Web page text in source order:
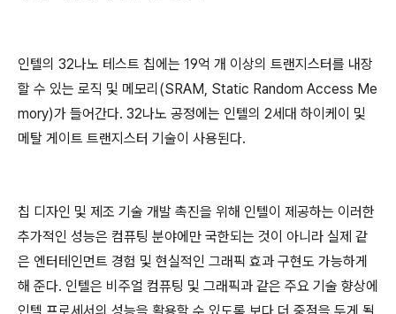
인텔의 32나노 테스트 칩에는 19억 개 이상의 트랜지스터를 내장
할 수 있는 로직 및 메모리(SRAM, Static Random Access Me
mory)가 들어간다. 32나노 공정에는 인텔의 2세대 하이케이 및
메탈 게이트 트랜지스터 기술이 사용된다.
칩 디자인 및 제조 기술 개발 촉진을 위해 인텔이 제공하는 이러한
추가적인 성능은 컴퓨팅 분야에만 국한되는 것이 아니라 실제 같
은 엔터테인먼트 경험 및 현실적인 그래픽 효과 구현도 가능하게
해 준다. 인텔은 비주얼 컴퓨팅 및 그래픽과 같은 주요 기술 향상에